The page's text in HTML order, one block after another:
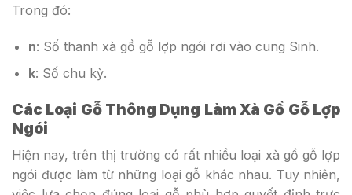
Trong đó:
n: Số thanh xà gồ gỗ lợp ngói rơi vào cung Sinh.
k: Số chu kỳ.
Các Loại Gỗ Thông Dụng Làm Xà Gồ Gỗ Lợp
Ngói
Hiện nay, trên thị trường có rất nhiều loại xà gồ gỗ lợp
ngói được làm từ những loại gỗ khác nhau. Tuy nhiên,